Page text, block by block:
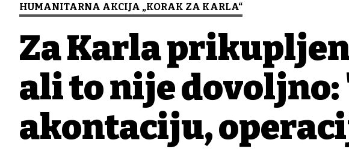
HUMANITARNA AKCIJA „KORAK ZA KARLA“
Za Karla
ali to nije
akontaciju,